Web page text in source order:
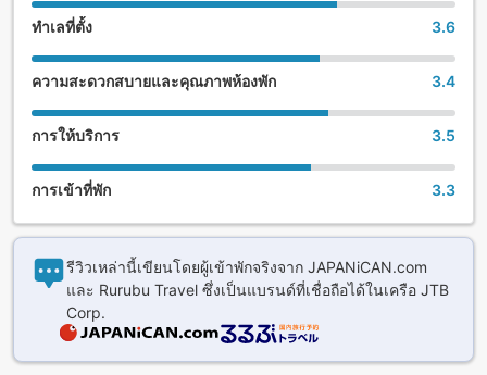
ทำเลที่ตั้ง 3.6
ความสะดวกสบายและคุณภาพห้องพัก 3.4
การให้บริการ 3.5
การเข้าที่พัก 3.3
รีวิวเหล่านี้เขียนโดยผู้เข้าพักจริงจาก JAPANiCAN.com
และ Rurubu Travel ซึ่งเป็นแบรนด์ที่เชื่อถือได้ในเครือ JTB
Corp.